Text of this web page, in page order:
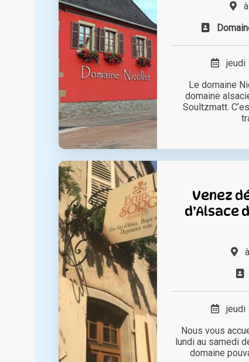
jeudi
Le domaine
domaine
Soultzmatt.
Venez
d’Alsace
à
jeudi
Nous vous
lundi au samedi
domaine